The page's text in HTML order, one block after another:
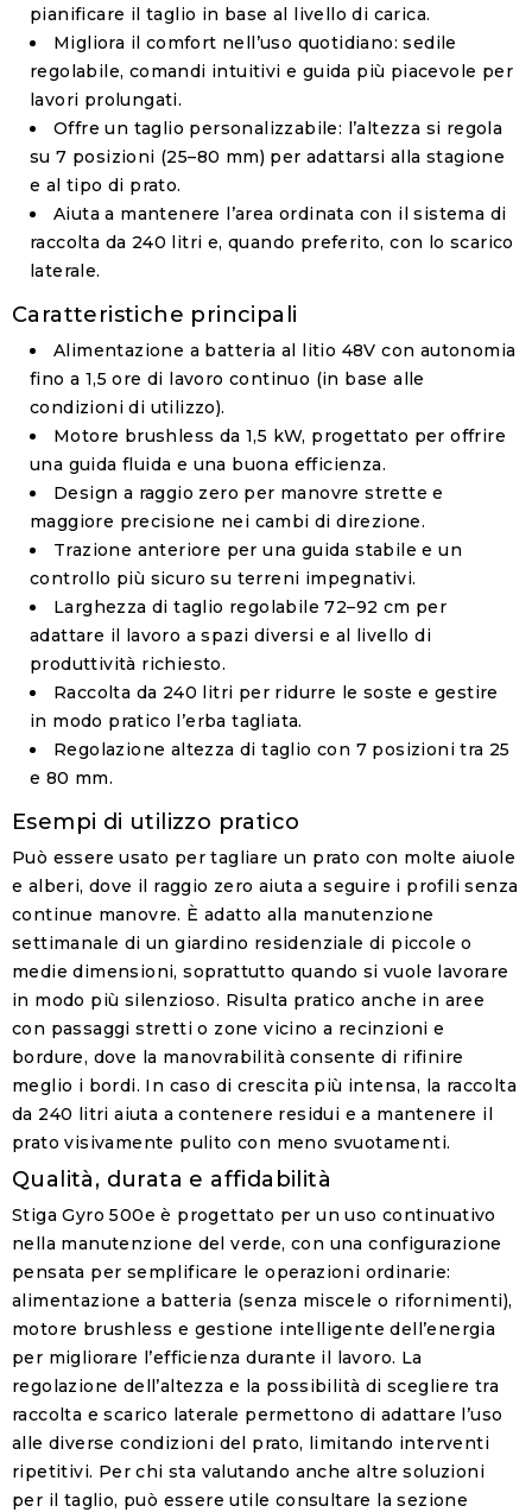
pianificare il taglio in base al livello di carica.
Migliora il comfort nell’uso quotidiano: sedile
regolabile, comandi intuitivi e guida più piacevole per
lavori prolungati.
Offre un taglio personalizzabile: l’altezza si regola
su 7 posizioni (25–80 mm) per adattarsi alla stagione
e al tipo di prato.
Aiuta a mantenere l’area ordinata con il sistema di
raccolta da 240 litri e, quando preferito, con lo scarico
laterale.
Caratteristiche principali
Alimentazione a batteria al litio 48V con autonomia
fino a 1,5 ore di lavoro continuo (in base alle
condizioni di utilizzo).
Motore brushless da 1,5 kW, progettato per offrire
una guida fluida e una buona efficienza.
Design a raggio zero per manovre strette e
maggiore precisione nei cambi di direzione.
Trazione anteriore per una guida stabile e un
controllo più sicuro su terreni impegnativi.
Larghezza di taglio regolabile 72–92 cm per
adattare il lavoro a spazi diversi e al livello di
produttività richiesto.
Raccolta da 240 litri per ridurre le soste e gestire
in modo pratico l’erba tagliata.
Regolazione altezza di taglio con 7 posizioni tra 25
e 80 mm.
Esempi di utilizzo pratico
Può essere usato per tagliare un prato con molte aiuole
e alberi, dove il raggio zero aiuta a seguire i profili senza
continue manovre. È adatto alla manutenzione
settimanale di un giardino residenziale di piccole o
medie dimensioni, soprattutto quando si vuole lavorare
in modo più silenzioso. Risulta pratico anche in aree
con passaggi stretti o zone vicino a recinzioni e
bordure, dove la manovrabilità consente di rifinire
meglio i bordi. In caso di crescita più intensa, la raccolta
da 240 litri aiuta a contenere residui e a mantenere il
prato visivamente pulito con meno svuotamenti.
Qualità, durata e affidabilità
Stiga Gyro 500e è progettato per un uso continuativo
nella manutenzione del verde, con una configurazione
pensata per semplificare le operazioni ordinarie:
alimentazione a batteria (senza miscele o rifornimenti),
motore brushless e gestione intelligente dell’energia
per migliorare l’efficienza durante il lavoro. La
regolazione dell’altezza e la possibilità di scegliere tra
raccolta e scarico laterale permettono di adattare l’uso
alle diverse condizioni del prato, limitando interventi
ripetitivi. Per chi sta valutando anche altre soluzioni
per il taglio, può essere utile consultare la sezione